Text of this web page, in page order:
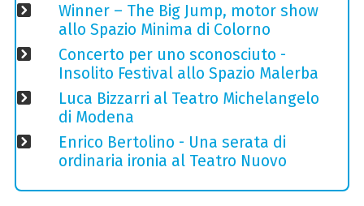
Winner – The Big Jump, motor show
allo Spazio Minima di Colorno
Concerto per uno sconosciuto -
Insolito Festival allo Spazio Malerba
Luca Bizzarri al Teatro Michelangelo
di Modena
Enrico Bertolino - Una serata di
ordinaria ironia al Teatro Nuovo